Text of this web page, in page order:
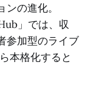
の進化。
」では、収
参加型のライブ
本格化すると